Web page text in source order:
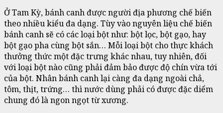
Ở Tam Kỳ, bánh canh được người địa phương chế biến
theo nhiều kiểu đa dạng. Tùy vào nguyên liệu chế biến
bánh canh sẽ có các loại bột như: bột lọc, bột gạo, hay
bột gạo pha cùng bột sắn… Mỗi loại bột cho thực khách
thưởng thức một đặc trưng khác nhau, tuy nhiên, đối
với loại bột nào cũng phải đảm bảo được độ chín vừa tới
của bột. Nhân bánh canh lại càng đa dạng ngoài chả,
tôm, thịt, trứng… thì nước dùng phải có được đặc diểm
chung đó là ngon ngọt từ xương.